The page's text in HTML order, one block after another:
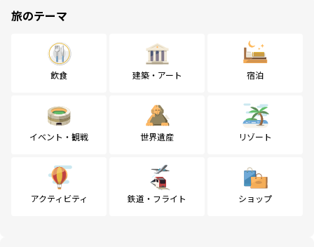
旅のテーマ
飲食 建築・アート 宿泊
イベント・観戦 世界遺産 リゾート
アクティビティ 鉄道・フライト ショップ